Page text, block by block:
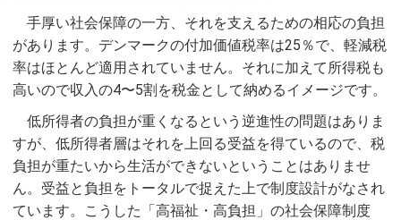
手厚い社会保障の一方、それを支えるための相応の負担
があります。デンマークの付加価値税率は25％で、軽減税
率はほとんど適用されていません。それに加えて所得税も
高いので収入の4〜5割を税金として納めるイメージです。
低所得者の負担が重くなるという逆進性の問題はありま
すが、低所得者層はそれを上回る受益を得ているので、税
負担が重たいから生活ができないということはありませ
ん。受益と負担をトータルで捉えた上で制度設計がなされ
ています。こうした「高福祉・高負担」の社会保障制度